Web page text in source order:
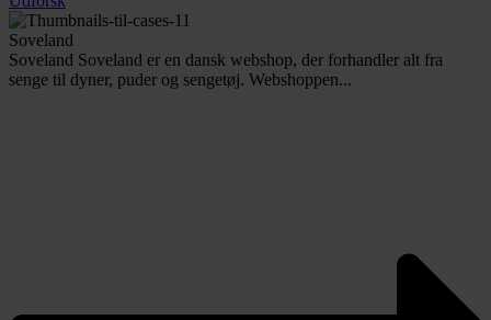
Soveland
Soveland Soveland er en dansk webshop, der forhandler alt fra
senge til dyner, puder og sengetøj. Webshoppen...